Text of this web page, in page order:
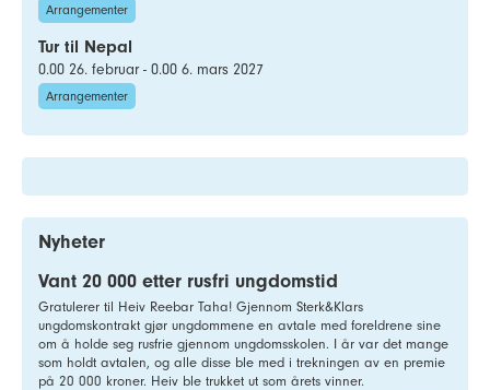
Arrangementer
Tur til Nepal
0.00 26. februar - 0.00 6. mars 2027
Arrangementer
Nyheter
Vant 20 000 etter rusfri ungdomstid
Gratulerer til Heiv Reebar Taha! Gjennom Sterk&Klars
ungdomskontrakt gjør ungdommene en avtale med foreldrene sine
om å holde seg rusfrie gjennom ungdomsskolen. I år var det mange
som holdt avtalen, og alle disse ble med i trekningen av en premie
på 20 000 kroner. Heiv ble trukket ut som årets vinner.